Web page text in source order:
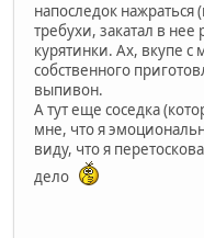
напоследок нажраться
требухи, закатал в
курятинки. Ах, вкупе
собственного
выпивон.
А тут еще соседка
мне, что я
виду, что я
дело